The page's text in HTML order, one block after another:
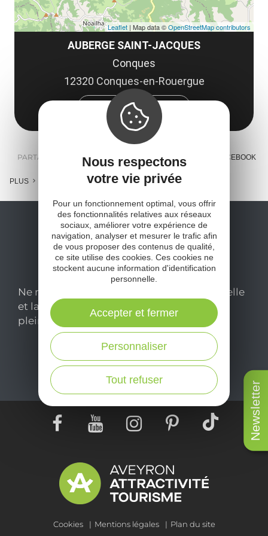
Newsletter
AUBERGE SAINT-JACQUES
Conques
12320 Conques-en-Rouergue
Obtenir l'itinéraire
Leaflet | Map data ©OpenStreetMap contributors
PARTAGER : E-MAIL MESSENGER FACEBOOK
PLUS
Ne manquez pas notre newsletter mensuelle
et laissez-vous inspirer pour profiter
pleinement de votre séjour en Aveyron.
Je m'abonne ici
Cookies Mentions légales Plan du site
Nous respectons
votre vie privée
Pour un fonctionnement optimal, vous offrir
des fonctionnalités relatives aux réseaux
sociaux, améliorer votre expérience de
navigation, analyser et mesurer le trafic afin
de vous proposer des contenus de qualité,
ce site utilise des cookies. Ces cookies ne
stockent aucune information d'identification
personnelle.
Tout refuser
Personnaliser
Accepter et fermer